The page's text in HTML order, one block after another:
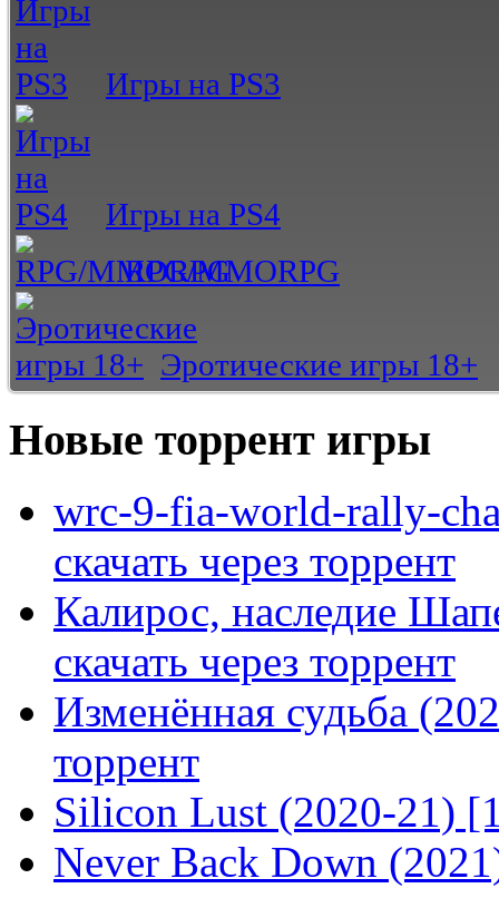
Игры на PS3
Игры на PS4
RPG/MMORPG
Эротические игры 18+
Новые торрент игры
wrc-9-fia-world-rally-
скачать через торрент
Калирос, наследие
скачать через торрент
Изменённая судьба
торрент
Silicon Lust (2020-21)
Never Back Down